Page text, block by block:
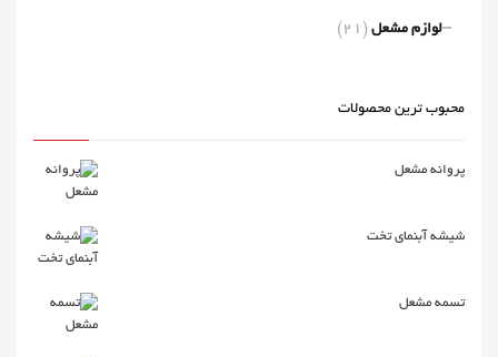
لوازم مشعل (21)
محبوب ترین محصولات
پروانه مشعل
شیشه آبنمای تخت
تسمه مشعل